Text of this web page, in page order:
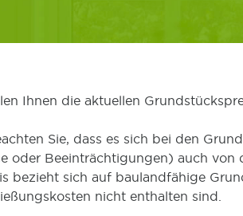
Ihnen die aktuellen
Sie, dass es sich bei den
oder Beeinträchtigungen) auch von
bezieht sich auf baulandfähige
nicht enthalten sind.